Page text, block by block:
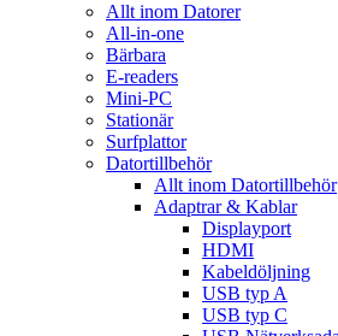
Allt inom Datorer
All-in-one
Bärbara
E-readers
Mini-PC
Stationär
Surfplattor
Datortillbehör
Allt inom Datortillbehör
Adaptrar & Kablar
Displayport
HDMI
Kabeldöljning
USB typ A
USB typ C